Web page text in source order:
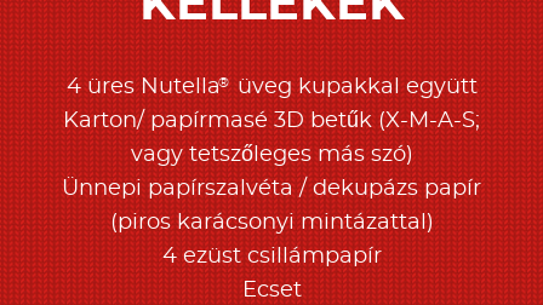
4 üres Nutella®üveg kupakkal együtt
Karton/ papírmasé 3D betűk (X-M-A-S;
vagy tetszőleges más szó)
Ünnepi papírszalvéta / dekupázs papír
(piros karácsonyi mintázattal)
4 ezüst csillámpapír
Ecset